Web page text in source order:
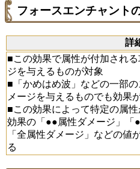
フォースエンチャント
詳
■この効果で属性が付加され
ジを与えるものが対象
■「かめはめ波」などの一部
メージを与えるものでも効果
■この効果によって特定の属
効果の「●●属性ダメージ」「
「全属性ダメージ」などの値
る